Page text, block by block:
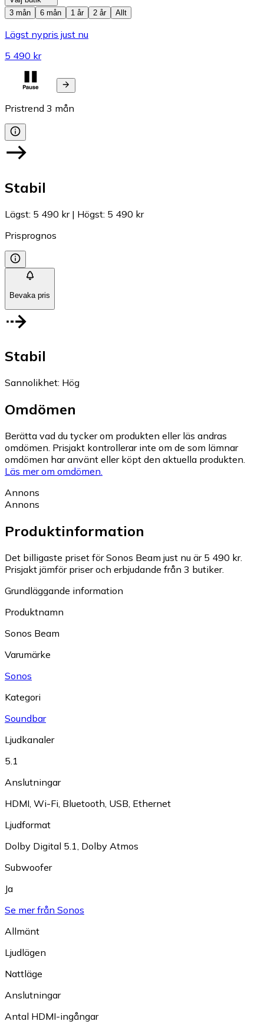
3 mån
6 mån 1 år 2 år Allt
Lägst nypris just nu
5 490 kr
Pristrend 3 mån
Stabil
Lägst: 5 490 kr| Högst: 5 490 kr
Prisprognos
Bevaka pris
Stabil
Sannolikhet: Hög
Omdömen
Berätta vad du tycker om produkten eller läs andras
omdömen. Prisjakt kontrollerar inte om de som lämnar
omdömen har använt eller köpt den aktuella produkten.
Läs mer om omdömen.
Annons
Annons
Produktinformation
Det billigaste priset för Sonos Beam just nu är 5 490 kr.
Prisjakt jämför priser och erbjudande från 3 butiker.
Grundläggande information
Produktnamn
Sonos Beam
Varumärke
Sonos
Kategori
Soundbar
Ljudkanaler
5.1
Anslutningar
HDMI, Wi-Fi, Bluetooth, USB, Ethernet
Ljudformat
Dolby Digital 5.1, Dolby Atmos
Subwoofer
Ja
Se mer från Sonos
Allmänt
Ljudlägen
Nattläge
Anslutningar
Antal HDMI-ingångar